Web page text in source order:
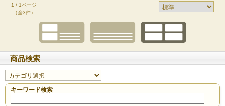
1 / 1ページ
（全3件）
商品検索
キーワード検索